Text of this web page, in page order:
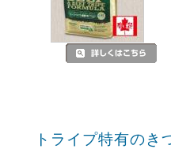
トライプ特有の